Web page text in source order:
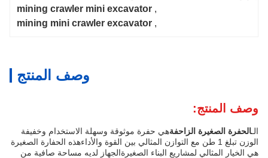
,
mining crawler mini excavator
,
mining mini crawler excavator
وصف المنتج
وصف المنتج:
الـالحفرة الصغيرة الزاحفةهي حفرة موثوقة وسهلة الاستخدام وخفيفة
الوزن تبلغ 1 طن مع التوازن المثالي بين القوة والأداءهذه الحفارة الصغيرة
هي الخيار المثالي لمشاريع البناء الصغيرةالجهاز لديه مساحة صافية من